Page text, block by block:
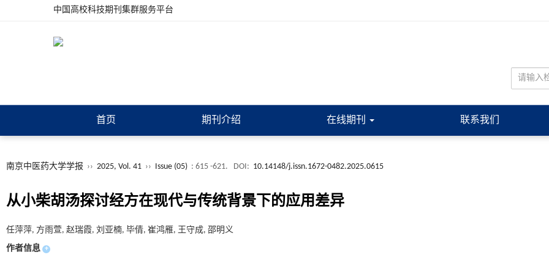
中国高校科技期刊集群服务平台
首页 期刊介绍 在线期刊 联系我们
南京中医药大学学报 ›› 2025, Vol. 41 ›› Issue (05) : 615 -621. DOI: 10.14148/j.issn.1672-0482.2025.0615
从小柴胡汤探讨经方在现代与传统背景下的应用差异
任萍萍, 方雨萱, 赵瑞霞, 刘亚楠, 毕倩, 崔鸿雁, 王守成, 邵明义
作者信息 +